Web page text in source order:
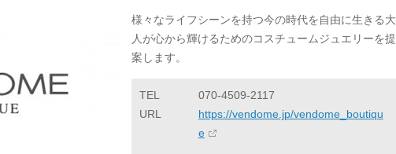
様々なライフシーンを持つ今の時代を自由に生きる大
人が心から輝けるためのコスチュームジュエリーを提
案します。
TEL
070-4509-2117
URL
https://vendome.jp/vendome_boutiqu
e